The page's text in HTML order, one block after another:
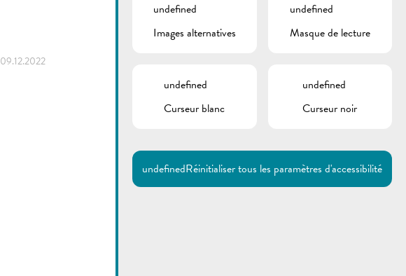
Utilisez la recherche pour
Comme par exemple des contacts, des
informations ou de documents.
09.12.2022
undefined
Images alternatives
undefined
Masque de lecture
undefined
Curseur blanc
undefined
Curseur noir
undefinedRéinitialiser tous les paramètres d'accessibilité